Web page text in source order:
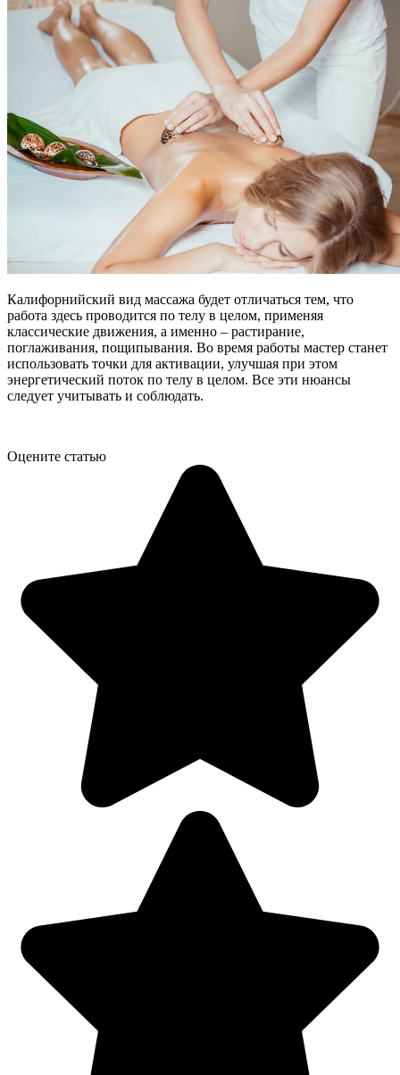
Калифорнийский вид массажа будет отличаться тем, что
работа здесь проводится по телу в целом, применяя
классические движения, а именно – растирание,
поглаживания, пощипывания. Во время работы мастер станет
использовать точки для активации, улучшая при этом
энергетический поток по телу в целом. Все эти нюансы
следует учитывать и соблюдать.
Оцените статью